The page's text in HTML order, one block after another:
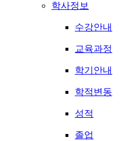
학사정보
수강안내
교육과정
학기안내
학적변동
성적
졸업